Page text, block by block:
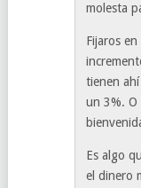
molesta
Fijaros
tienen
un 3%.
Es algo
el dinero